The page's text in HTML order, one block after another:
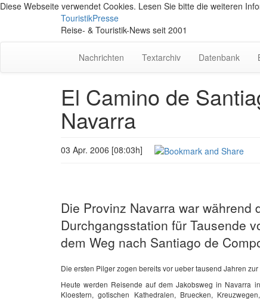
Diese Webseite verwendet Cookies. Lesen Sie bitte die weiteren
TouristikPresse
Reise- & Touristik-News seit 2001
Nachrichten Textarchiv Datenbank
El Camino de
Navarra
03 Apr. 2006 [08:03h]
Die Provinz Navarra war
Durchgangsstation für Tausende
dem Weg nach Santiago de
Die ersten Pilger zogen bereits vor ueber tausend Jahren
Heute werden Reisende auf dem Jakobsweg in Navarra
Kloestern, gotischen Kathedralen, Bruecken,